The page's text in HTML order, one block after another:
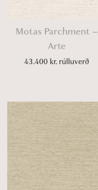
Motas Parchment –
Arte
43.400 kr.rúlluverð